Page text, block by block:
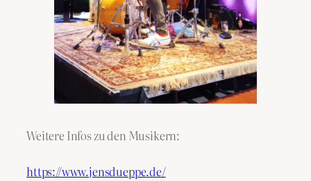
Weitere Infos zu den Musikern:
https://www.jensdueppe.de/